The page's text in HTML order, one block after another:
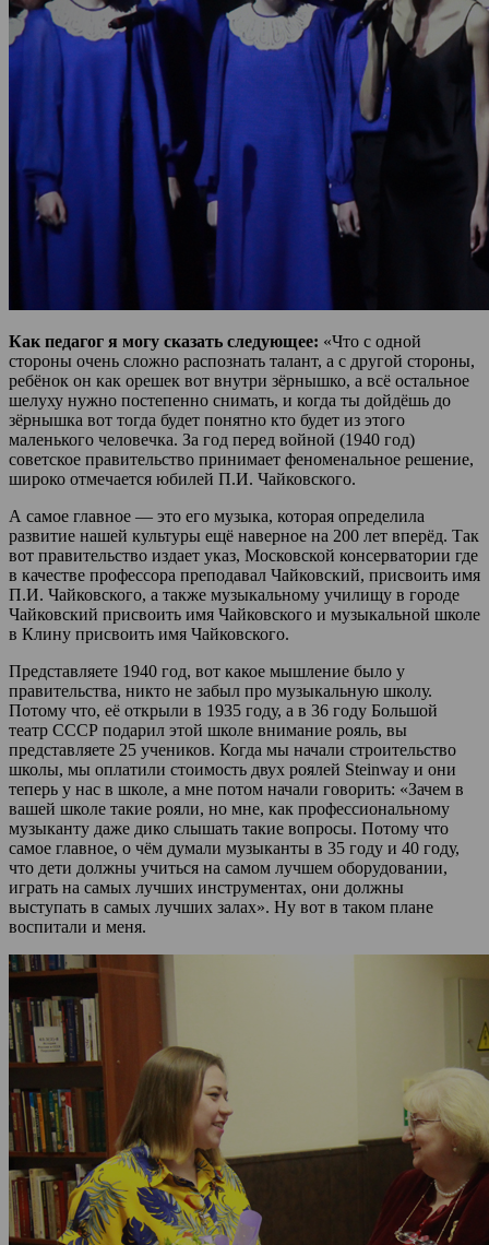
Как педагог я могу сказать следующее: «Что с одной
стороны очень сложно распознать талант, а с другой стороны,
ребёнок он как орешек вот внутри зёрнышко, а всё остальное
шелуху нужно постепенно снимать, и когда ты дойдёшь до
зёрнышка вот тогда будет понятно кто будет из этого
маленького человечка. За год перед войной (1940 год)
советское правительство принимает феноменальное решение,
широко отмечается юбилей П.И. Чайковского.
А самое главное — это его музыка, которая определила
развитие нашей культуры ещё наверное на 200 лет вперёд. Так
вот правительство издает указ, Московской консерватории где
в качестве профессора преподавал Чайковский, присвоить имя
П.И. Чайковского, а также музыкальному училищу в городе
Чайковский присвоить имя Чайковского и музыкальной школе
в Клину присвоить имя Чайковского.
Представляете 1940 год, вот какое мышление было у
правительства, никто не забыл про музыкальную школу.
Потому что, её открыли в 1935 году, а в 36 году Большой
театр СССР подарил этой школе внимание рояль, вы
представляете 25 учеников. Когда мы начали строительство
школы, мы оплатили стоимость двух роялей Steinway и они
теперь у нас в школе, а мне потом начали говорить: «Зачем в
вашей школе такие рояли, но мне, как профессиональному
музыканту даже дико слышать такие вопросы. Потому что
самое главное, о чём думали музыканты в 35 году и 40 году,
что дети должны учиться на самом лучшем оборудовании,
играть на самых лучших инструментах, они должны
выступать в самых лучших залах». Ну вот в таком плане
воспитали и меня.